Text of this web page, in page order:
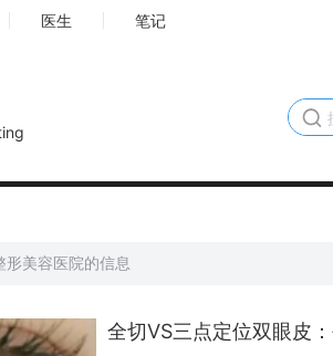
医生 笔记
形美容医院的信息
全切VS三点定位双眼皮